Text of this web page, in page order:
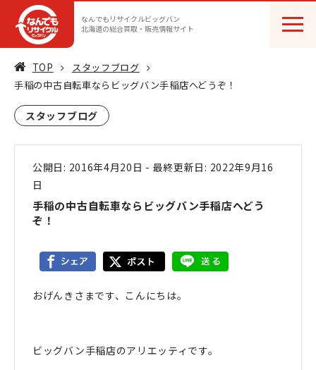
なんでもリサイクルビッグバン
北海道の総合買取・販売情報サイト
TOP
スタッフブログ
手稲の中古自転車ならビッグバン手稲店へどうぞ！
スタッフブログ
公開日: 2016年4月20日 - 最終更新日: 2022年9月16
日
手稲の中古自転車ならビッグバン手稲店へどう
ぞ！
おげんきさまです、こんにちは。
ビッグバン手稲店のアリエッティです。